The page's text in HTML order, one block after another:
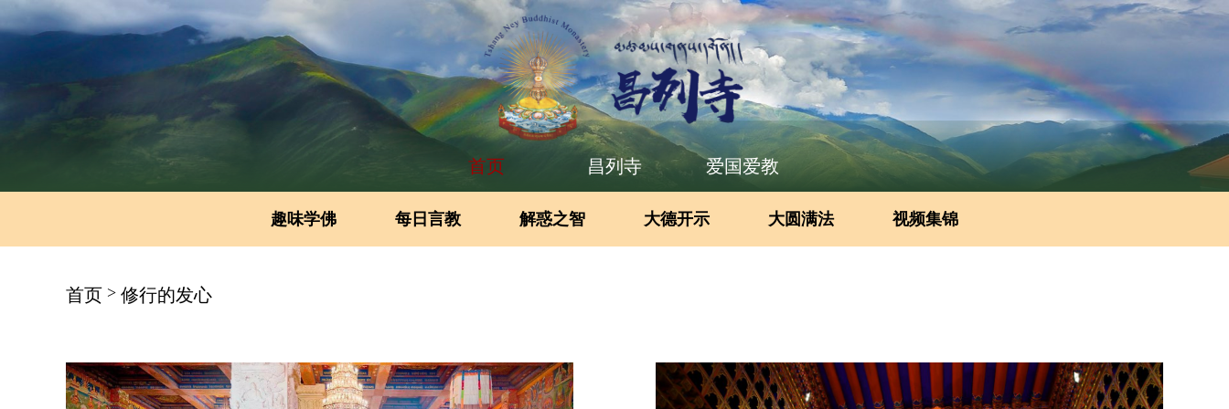
首页 昌列寺 爱国爱教
趣味学佛 每日言教 解惑之智 大德开示 大圆满法 视频集锦
首页 > 修行的发心